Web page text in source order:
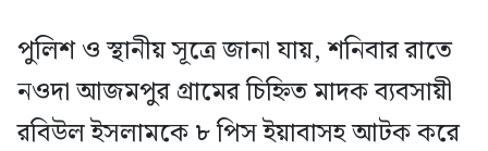
পুলিশ ও স্থানীয় সূত্রে জানা যায়, শনিবার রাতে
নওদা আজমপুর গ্রামের চিহ্নিত মাদক ব্যবসায়ী
রবিউল ইসলামকে ৮ পিস ইয়াবাসহ আটক করে